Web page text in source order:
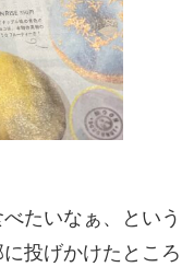
たいなぁ、とい
投げかけたとこ